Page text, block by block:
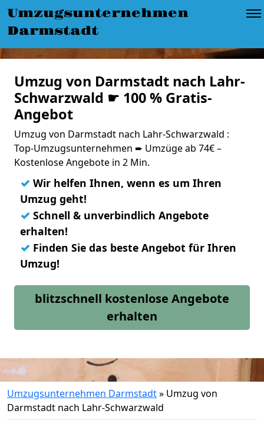
Umzugsunternehmen
Darmstadt
Umzug von Darmstadt nach Lahr-
Schwarzwald ☛ 100 % Gratis-
Angebot
Umzug von Darmstadt nach Lahr-Schwarzwald :
Top-Umzugsunternehmen ➨ Umzüge ab 74€ –
Kostenlose Angebote in 2 Min.
✓ Wir helfen Ihnen, wenn es um Ihren
Umzug geht!
✓ Schnell & unverbindlich Angebote
erhalten!
✓ Finden Sie das beste Angebot für Ihren
Umzug!
blitzschnell kostenlose Angebote
erhalten
Umzugsunternehmen Darmstadt» Umzug von
Darmstadt nach Lahr-Schwarzwald